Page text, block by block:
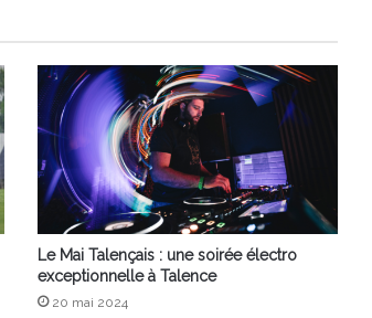
Le Mai Talençais : une soirée électro
exceptionnelle à Talence
20 mai 2024